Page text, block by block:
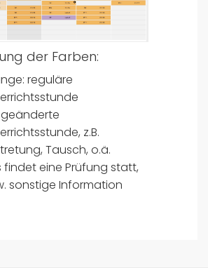
der Farben:
reguläre
geänderte
z.B.
Tausch, o.ä.
findet eine Prüfung statt,
sonstige Information